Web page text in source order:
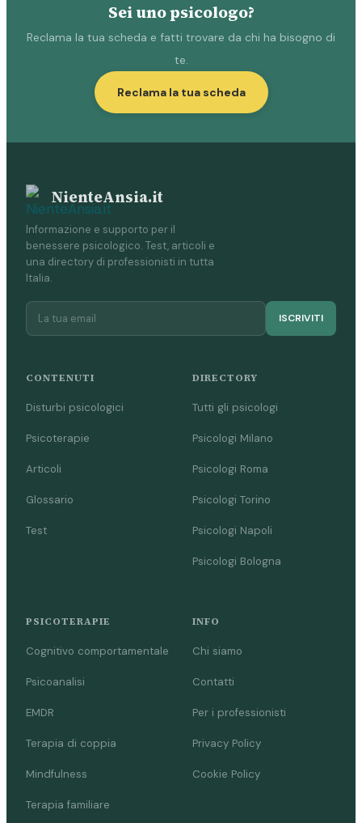
Sei uno psicologo?
Reclama la tua scheda e fatti trovare da chi ha bisogno di
te.
Reclama la tua scheda
NienteAnsia.it
Informazione e supporto per il
benessere psicologico. Test, articoli e
una directory di professionisti in tutta
Italia.
ISCRIVITI
CONTENUTI
Disturbi psicologici
Psicoterapie
Articoli
Glossario
Test
DIRECTORY
Tutti gli psicologi
Psicologi Milano
Psicologi Roma
Psicologi Torino
Psicologi Napoli
Psicologi Bologna
PSICOTERAPIE
Cognitivo comportamentale
Psicoanalisi
EMDR
Terapia di coppia
Mindfulness
Terapia familiare
INFO
Chi siamo
Contatti
Per i professionisti
Privacy Policy
Cookie Policy